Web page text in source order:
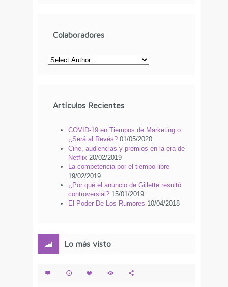
Colaboradores
Artículos Recientes
COVID-19 en Tiempos de Marketing o
¿Será al Revés? 01/05/2020
Cine, audiencias y premios en la era de
Netflix 20/02/2019
La competencia por el tiempo libre
19/02/2019
¿Por qué el anuncio de Gillette resultó
controversial? 15/01/2019
El Poder De Los Rumores 10/04/2018
Lo más visto